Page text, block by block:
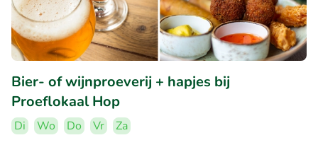
Bier- of wijnproeverij + hapjes bij
Proeflokaal Hop
Di Wo Do Vr
Za